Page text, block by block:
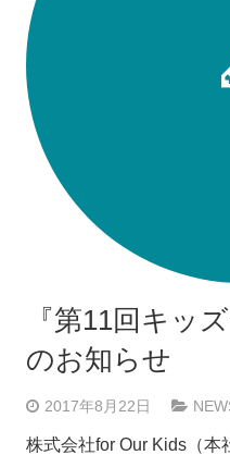
『第11回キッ
のお知らせ
2017年8月22日
株式会社for Our Kids（本